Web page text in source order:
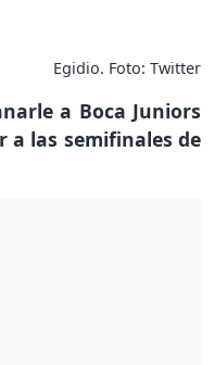
Egidio. Foto: Twitter
a Boca Juniors
a las semifinales de